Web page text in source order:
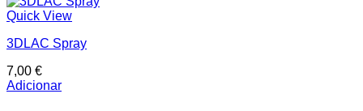
Quick View
3DLAC Spray
7,00 €
Adicionar